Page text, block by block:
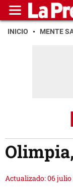
INICIO MENTE
Actualizado: 06 julio